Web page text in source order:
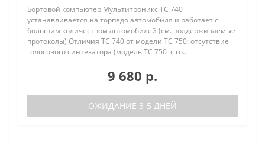
Бортовой компьютер Мультитроникс TC 740
устанавливается на торпедо автомобиля и работает с
большим количеством автомобилей (см. поддерживаемые
протоколы) Отличия TC 740 от модели TC 750: отсутствие
голосового синтезатора (модель TC 750 с го..
9 680 р.
ОЖИДАНИЕ 3-5 ДНЕЙ